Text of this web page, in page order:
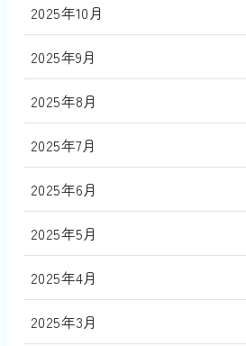
2025年10月
2025年9月
2025年8月
2025年7月
2025年6月
2025年5月
2025年4月
2025年3月